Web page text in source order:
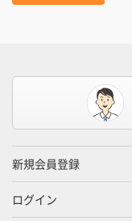
新規会員登録
ログイン